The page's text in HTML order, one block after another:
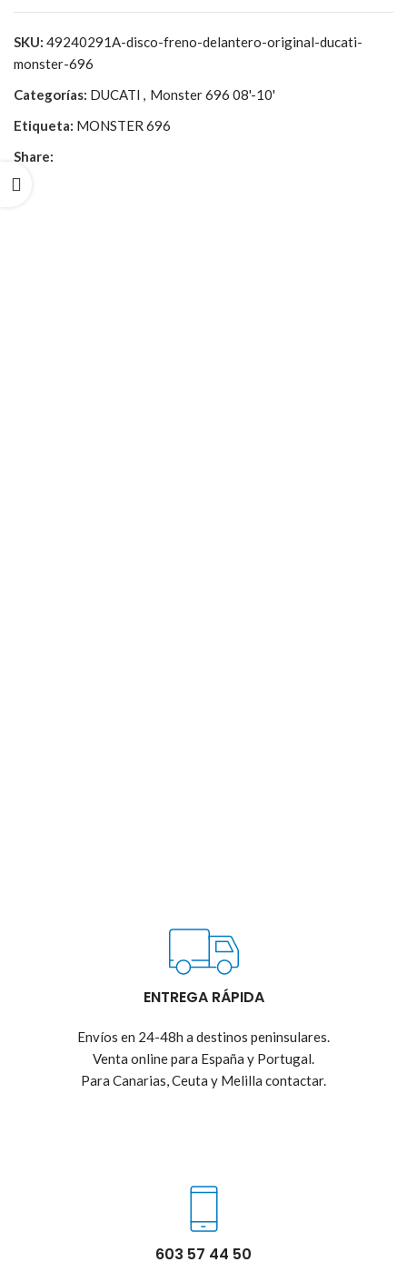
SKU: 49240291A-disco-freno-delantero-original-ducati-
monster-696
Categorías: DUCATI , Monster 696 08'-10'
Etiqueta: MONSTER 696
Share:
ENTREGA RÁPIDA
Envíos en 24-48h a destinos peninsulares.
Venta online para España y Portugal.
Para Canarias, Ceuta y Melilla contactar.
603 57 44 50